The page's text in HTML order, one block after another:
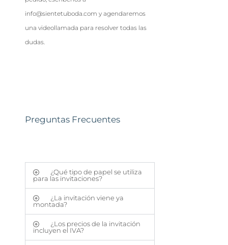
info@sientetuboda.com y agendaremos
una videollamada para resolver todas las
dudas.
Preguntas Frecuentes
¿Qué tipo de papel se utiliza
para las invitaciones?
¿La invitación viene ya
montada?
¿Los precios de la invitación
incluyen el IVA?